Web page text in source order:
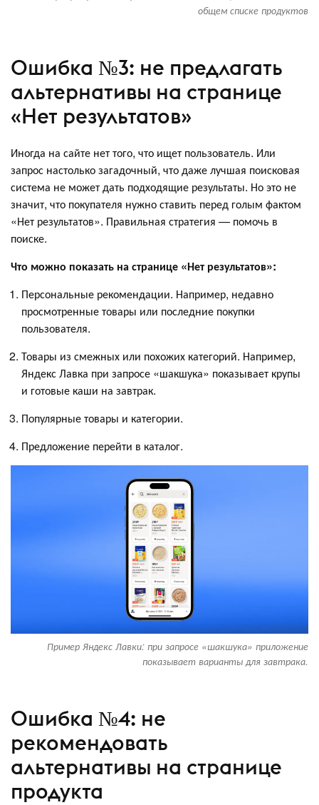
общем списке продуктов
Ошибка №3: не предлагать
альтернативы на странице
«Нет результатов»
Иногда на сайте нет того, что ищет пользователь. Или
запрос настолько загадочный, что даже лучшая поисковая
система не может дать подходящие результаты. Но это не
значит, что покупателя нужно ставить перед голым фактом
«Нет результатов». Правильная стратегия — помочь в
поиске.
Что можно показать на странице «Нет результатов»:
Персональные рекомендации. Например, недавно
просмотренные товары или последние покупки
пользователя.
Товары из смежных или похожих категорий. Например,
Яндекс Лавка при запросе «шакшука» показывает крупы
и готовые каши на завтрак.
Популярные товары и категории.
Предложение перейти в каталог.
Пример Яндекс Лавки: при запросе «шакшука» приложение
показывает варианты для завтрака.
Ошибка №4: не
рекомендовать
альтернативы на странице
продукта